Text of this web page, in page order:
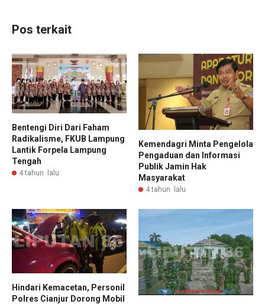
Pos terkait
Bentengi Diri Dari Faham
Radikalisme, FKUB Lampung
Lantik Forpela Lampung
Tengah
4 tahun lalu
Kemendagri Minta Pengelola
Pengaduan dan Informasi
Publik Jamin Hak
Masyarakat
4 tahun lalu
Hindari Kemacetan, Personil
Polres Cianjur Dorong Mobil